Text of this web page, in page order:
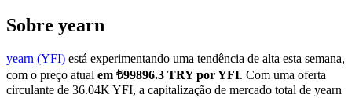
Futuros COIN-M
Futuros de criptomoeda
Sobre yearn
yearn (YFI) está experimentando uma tendência de alta esta semana,
com o preço atual em ₺99896.3 TRY por YFI. Com uma oferta
circulante de 36.04K YFI, a capitalização de mercado total de yearn